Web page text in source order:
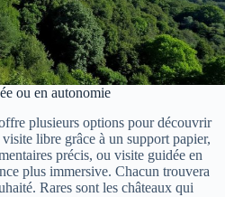
ou en autonomie
plusieurs options pour découvrir
libre grâce à un support papier,
précis, ou visite guidée en
plus immersive. Chacun trouvera
Rares sont les châteaux qui